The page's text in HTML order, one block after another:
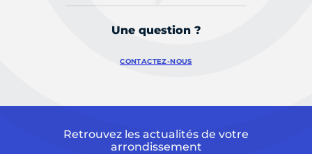
Une question ?
CONTACTEZ-NOUS
Retrouvez les actualités de votre
arrondissement